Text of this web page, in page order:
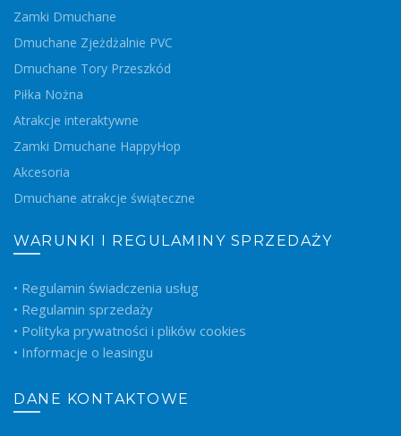
Zamki Dmuchane
Dmuchane Zjeżdżalnie PVC
Dmuchane Tory Przeszkód
Piłka Nożna
Atrakcje interaktywne
Zamki Dmuchane HappyHop
Akcesoria
Dmuchane atrakcje świąteczne
WARUNKI I REGULAMINY SPRZEDAŻY
• Regulamin świadczenia usług
• Regulamin sprzedaży
• Polityka prywatności i plików cookies
• Informacje o leasingu
DANE KONTAKTOWE